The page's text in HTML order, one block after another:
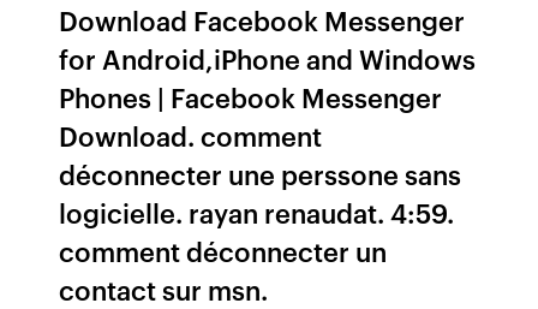
Download Facebook Messenger
for Android,iPhone and Windows
Phones | Facebook Messenger
Download. comment
déconnecter une perssone sans
logicielle. rayan renaudat. 4:59.
comment déconnecter un
contact sur msn.